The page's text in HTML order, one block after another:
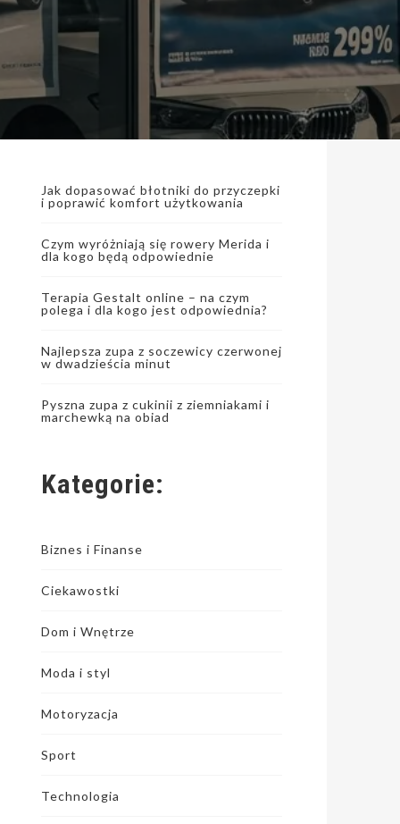
Jak dopasować błotniki do przyczepki
i poprawić komfort użytkowania
Czym wyróżniają się rowery Merida i
dla kogo będą odpowiednie
Terapia Gestalt online – na czym
polega i dla kogo jest odpowiednia?
Najlepsza zupa z soczewicy czerwonej
w dwadzieścia minut
Pyszna zupa z cukinii z ziemniakami i
marchewką na obiad
Kategorie:
Biznes i Finanse
Ciekawostki
Dom i Wnętrze
Moda i styl
Motoryzacja
Sport
Technologia